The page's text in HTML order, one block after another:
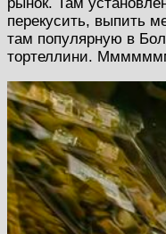
рынок. Там
перекусить, выпить
там популярную в
тортеллини.